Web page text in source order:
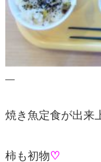
焼き魚定食が出来
柿も初物♡